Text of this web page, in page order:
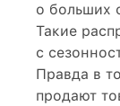
о больших
Такие
с
Правда в
продают